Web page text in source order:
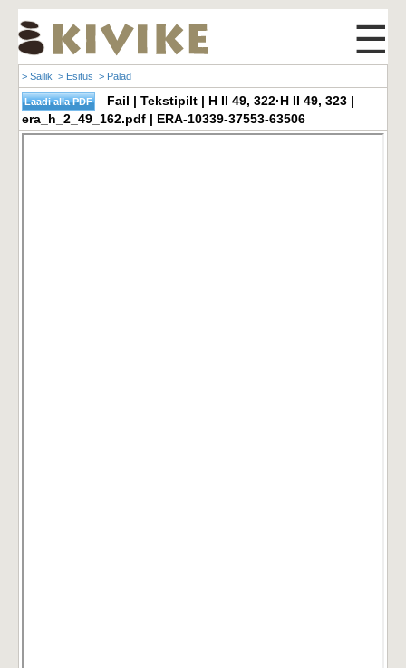
☰
> Säilik > Esitus > Palad
Fail | Tekstipilt | H II 49, 322·H II 49, 323 |
era_h_2_49_162.pdf | ERA-10339-37553-63506